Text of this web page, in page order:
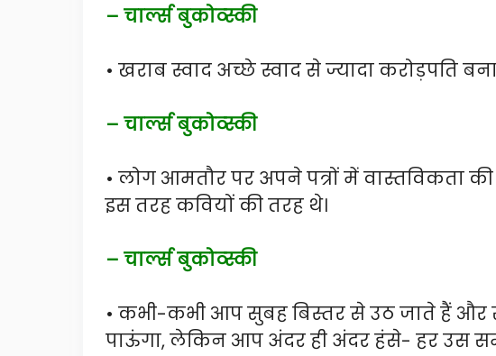
– चार्ल्स बुकोव्स्की
• खराब स्वाद अच्छे स्वाद से ज्यादा करोड़पति
– चार्ल्स बुकोव्स्की
• लोग आमतौर पर अपने पत्रों में वास्तविकता
इस तरह कवियों की तरह थे।
– चार्ल्स बुकोव्स्की
• कभी-कभी आप सुबह बिस्तर से उठ जाते हैं और
पाऊंगा, लेकिन आप अंदर ही अंदर हंसे- हर उस